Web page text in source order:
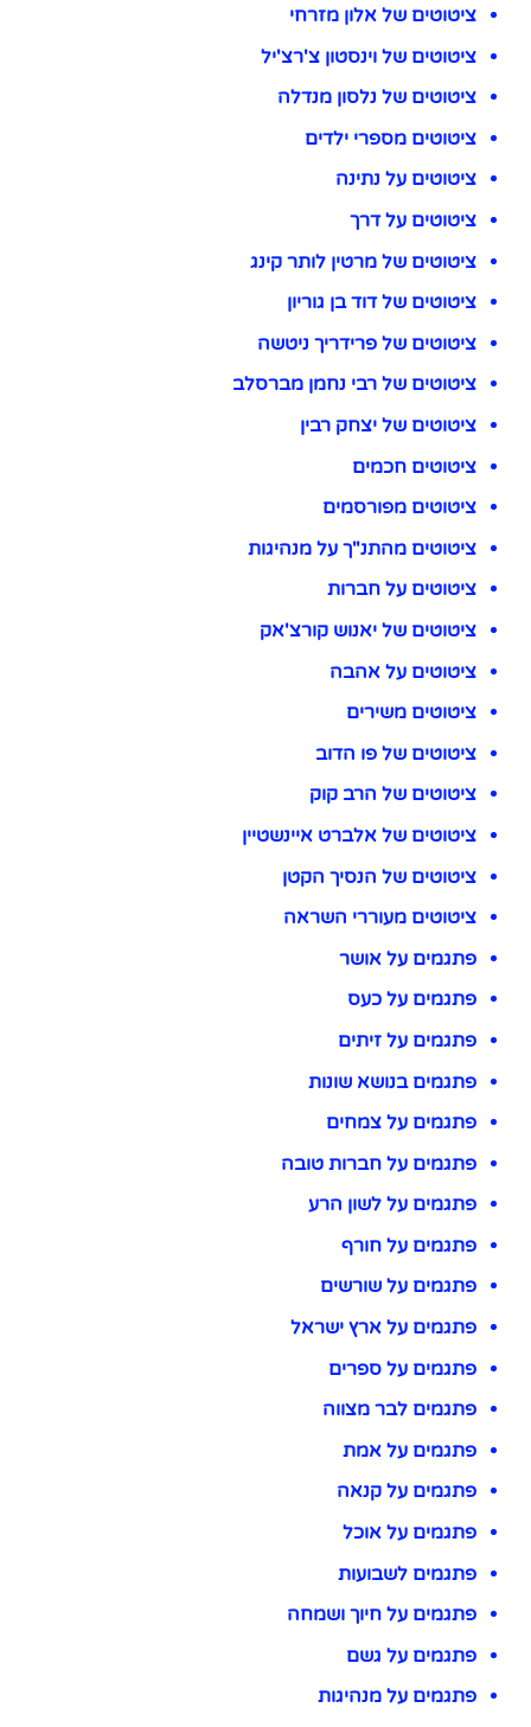
ציטוטים של אלון מזרחי
ציטוטים של וינסטון צ'רצ'יל
ציטוטים של נלסון מנדלה
ציטוטים מספרי ילדים
ציטוטים על נתינה
ציטוטים על דרך
ציטוטים של מרטין לותר קינג
ציטוטים של דוד בן גוריון
ציטוטים של פרידריך ניטשה
ציטוטים של רבי נחמן מברסלב
ציטוטים של יצחק רבין
ציטוטים חכמים
ציטוטים מפורסמים
ציטוטים מהתנ"ך על מנהיגות
ציטוטים על חברות
ציטוטים של יאנוש קורצ'אק
ציטוטים על אהבה
ציטוטים משירים
ציטוטים של פו הדוב
ציטוטים של הרב קוק
ציטוטים של אלברט איינשטיין
ציטוטים של הנסיך הקטן
ציטוטים מעוררי השראה
פתגמים על אושר
פתגמים על כעס
פתגמים על זיתים
פתגמים בנושא שונות
פתגמים על צמחים
פתגמים על חברות טובה
פתגמים על לשון הרע
פתגמים על חורף
פתגמים על שורשים
פתגמים על ארץ ישראל
פתגמים על ספרים
פתגמים לבר מצווה
פתגמים על אמת
פתגמים על קנאה
פתגמים על אוכל
פתגמים לשבועות
פתגמים על חיוך ושמחה
פתגמים על גשם
פתגמים על מנהיגות